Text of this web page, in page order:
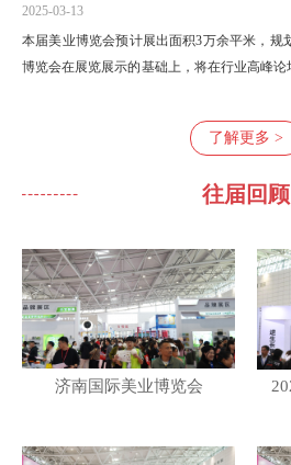
2025-03-13
本届美业博览会预计展出面积3万余平米，规
博览会在展览展示的基础上，将在行业高峰论
了解更多 >
往届回顾
济南国际美业博览会